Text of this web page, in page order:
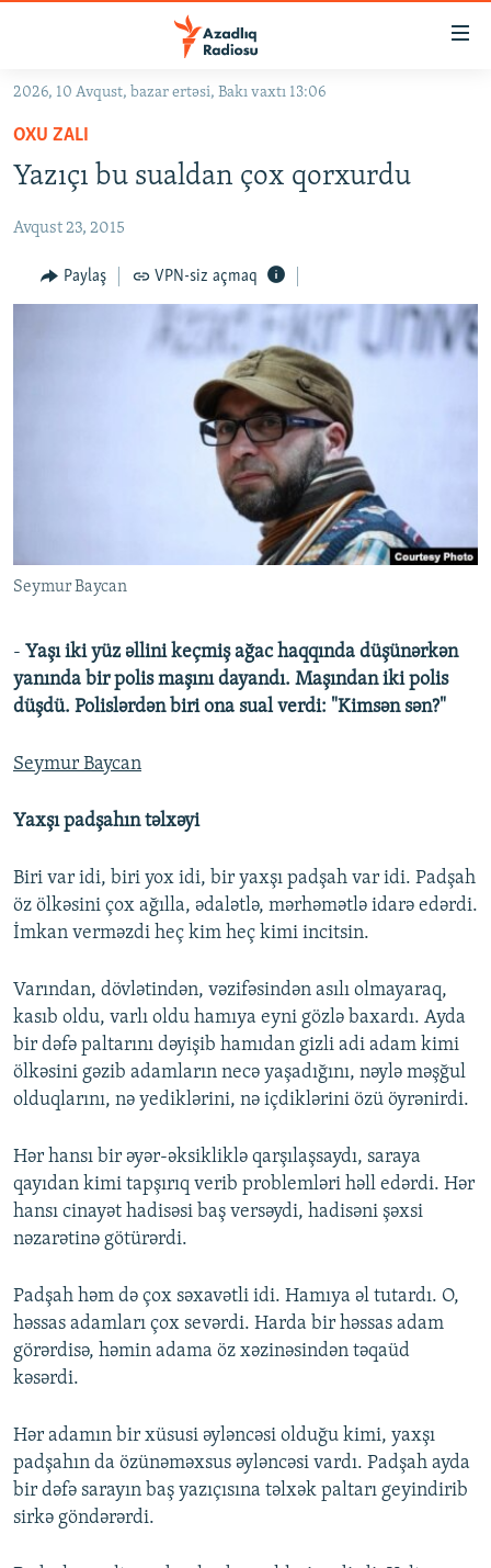
Əsas
qayıt
Əsas
naviqasiyaya
qayıt
KORRUPSIOMETR
#ƏSLINDƏ
FƏRQƏ BAX
AZƏRBAYCAN ƏDƏBIYYATI KITABXANASI
İZ - MƏDƏNIYYƏT PROQRAMI
PEŞƏ ETIKASI VƏ JURNALISTIKA STANDARTLARIMIZ
MATERIALLARIMIZDAN ISTIFADƏ
BIZIMLƏ ƏLAQƏ
XƏBƏR BÜLLETENLƏRIMIZ
2026, 10 Avqust, bazar ertəsi, Bakı vaxtı 13:06
OXU ZALI
Yazıçı bu sualdan çox qorxurdu
Avqust 23, 2015
Paylaş VPN-siz açmaq
Seymur Baycan
- Yaşı iki yüz əllini keçmiş ağac haqqında düşünərkən
yanında bir polis maşını dayandı. Maşından iki polis
düşdü. Polislərdən biri ona sual verdi: "Kimsən sən?"
Seymur Baycan
Yaxşı padşahın təlxəyi
Biri var idi, biri yox idi, bir yaxşı padşah var idi. Padşah
öz ölkəsini çox ağılla, ədalətlə, mərhəmətlə idarə edərdi.
İmkan verməzdi heç kim heç kimi incitsin.
Varından, dövlətindən, vəzifəsindən asılı olmayaraq,
kasıb oldu, varlı oldu hamıya eyni gözlə baxardı. Ayda
bir dəfə paltarını dəyişib hamıdan gizli adi adam kimi
ölkəsini gəzib adamların necə yaşadığını, nəylə məşğul
olduqlarını, nə yediklərini, nə içdiklərini özü öyrənirdi.
Hər hansı bir əyər-əksikliklə qarşılaşsaydı, saraya
qayıdan kimi tapşırıq verib problemləri həll edərdi. Hər
hansı cinayət hadisəsi baş versəydi, hadisəni şəxsi
nəzarətinə götürərdi.
Padşah həm də çox səxavətli idi. Hamıya əl tutardı. O,
həssas adamları çox sevərdi. Harda bir həssas adam
görərdisə, həmin adama öz xəzinəsindən təqaüd
kəsərdi.
Hər adamın bir xüsusi əyləncəsi olduğu kimi, yaxşı
padşahın da özünəməxsus əyləncəsi vardı. Padşah ayda
bir dəfə sarayın baş yazıçısına təlxək paltarı geyindirib
sirkə göndərərdi.